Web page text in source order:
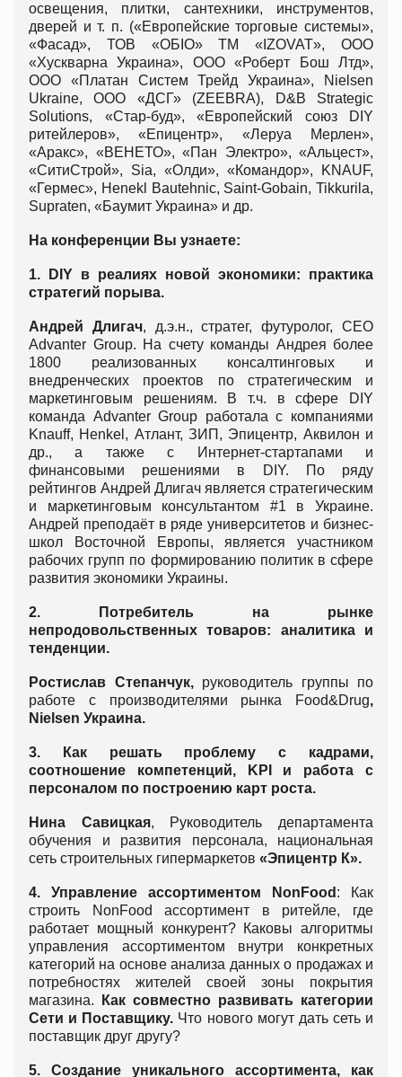
освещения, плитки, сантехники, инструментов,
дверей и т. п. («Европейские торговые системы»,
«Фасад», ТОВ «ОБІО» ТМ «IZOVAT», ООО
«Хускварна Украина», ООО «Роберт Бош Лтд»,
ООО «Платан Систем Трейд Украина», Nielsen
Ukraine, ООО «ДСГ» (ZEEBRA), D&B Strategic
Solutions, «Стар-буд», «Европейский союз DIY
ритейлеров», «Епицентр», «Леруа Мерлен»,
«Аракс», «ВЕНЕТО», «Пан Электро», «Альцест»,
«СитиСтрой», Sia, «Олди», «Командор», KNAUF,
«Гермес», Henekl Bautehnic, Saint-Gobain, Tikkurila,
Supraten, «Баумит Украина» и др.
На конференции Вы узнаете:
1.
DIY в реалиях новой экономики: практика
стратегий порыва.
Андрей Длигач, д.э.н., стратег, футуролог, CEO
Advanter Group. На счету команды Андрея более
1800 реализованных консалтинговых и
внедренческих проектов по стратегическим и
маркетинговым решениям. В т.ч. в сфере DIY
команда Advanter Group работала с компаниями
Knauff, Henkel, Атлант, ЗИП, Эпицентр, Аквилон и
др., а также с Интернет-стартапами и
финансовыми решениями в DIY. По ряду
рейтингов Андрей Длигач является стратегическим
и маркетинговым консультантом #1 в Украине.
Андрей преподаёт в ряде университетов и бизнес-
школ Восточной Европы, является участником
рабочих групп по формированию политик в сфере
развития экономики Украины.
2.
Потребитель на рынке
непродовольственных товаров: аналитика и
тенденции.
Ростислав Степанчук, руководитель группы по
работе с производителями рынка Food&Drug,
Nielsen Украина.
3.
Как решать проблему с кадрами,
соотношение компетенций,
KPI
и работа с
персоналом по построению карт роста.
Нина Савицкая, Руководитель департамента
обучения и развития персонала, национальная
сеть строительных гипермаркетов «Эпицентр К».
4. Управление ассортиментом NonFood : Как
строить NonFood ассортимент в ритейле, где
работает мощный конкурент? Каковы алгоритмы
управления ассортиментом внутри конкретных
категорий на основе анализа данных о продажах и
потребностях жителей своей зоны покрытия
магазина.
Как совместно развивать категории
Сети и Поставщику. Что нового могут дать сеть и
поставщик друг другу?
5. Создание уникального ассортимента, как